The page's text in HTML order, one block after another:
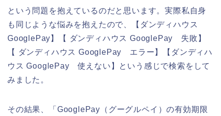
という問題を抱えているのだと思います。実際私自身
も同じような悩みを抱えたので、【ダンディハウス
GooglePay】【 ダンディハウス GooglePay 失敗】
【 ダンディハウス GooglePay エラー】【ダンディハ
ウス GooglePay 使えない】という感じで検索をして
みました。
その結果、「GooglePay（グーグルペイ）の有効期限